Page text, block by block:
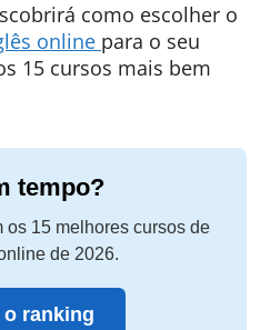
como escolher o
online para o seu
15 cursos mais bem
tempo?
os 15 melhores cursos de
de 2026.
o ranking